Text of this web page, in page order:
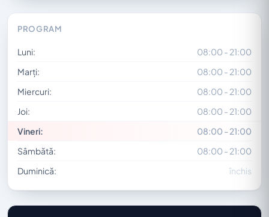
PROGRAM
Luni:
08:00 - 21:00
Marți:
08:00 - 21:00
Miercuri:
08:00 - 21:00
Joi:
08:00 - 21:00
Vineri:
08:00 - 21:00
Sâmbătă:
08:00 - 21:00
Duminică:
închis